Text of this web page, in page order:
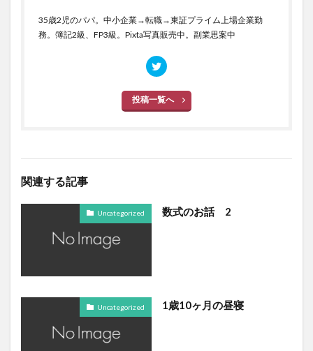
35歳2児のパパ。中小企業→転職→東証プライム上場企業勤
務。簿記2級、FP3級。Pixta写真販売中。副業思案中
投稿一覧へ
関連する記事
Uncategorized 数式のお話 2
Uncategorized 1歳10ヶ月の昼寝